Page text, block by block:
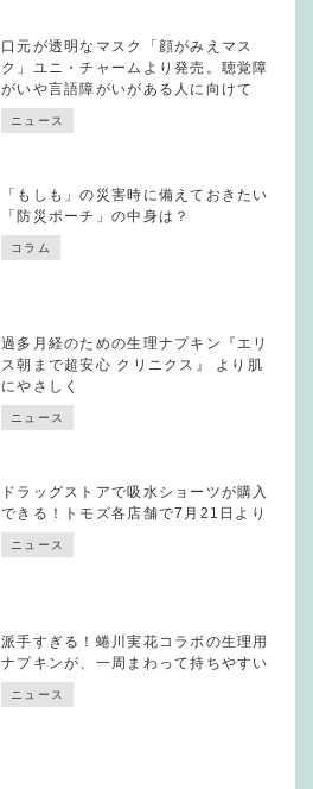
口元が透明なマスク「顔がみえマス
ク」ユニ・チャームより発売。聴覚障
がいや言語障がいがある人に向けて
ニュース
「もしも」の災害時に備えておきたい
「防災ポーチ」の中身は？
コラム
過多月経のための生理ナプキン『エリ
ス朝まで超安心 クリニクス』 より肌
にやさしく
ニュース
ドラッグストアで吸水ショーツが購入
できる！トモズ各店舗で7月21日より
ニュース
派手すぎる！蜷川実花コラボの生理用
ナプキンが、一周まわって持ちやすい
ニュース